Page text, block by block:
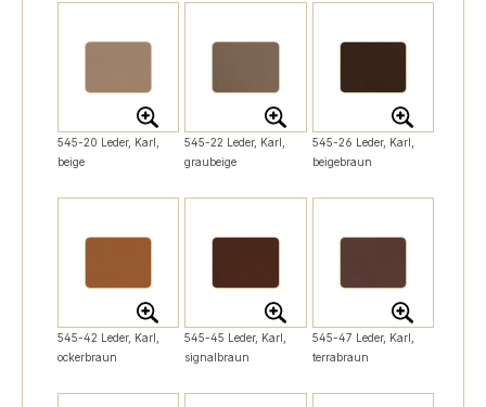
545-20 Leder, Karl,
beige
545-22 Leder, Karl,
graubeige
545-26 Leder, Karl,
beigebraun
545-42 Leder, Karl,
ockerbraun
545-45 Leder, Karl,
signalbraun
545-47 Leder, Karl,
terrabraun